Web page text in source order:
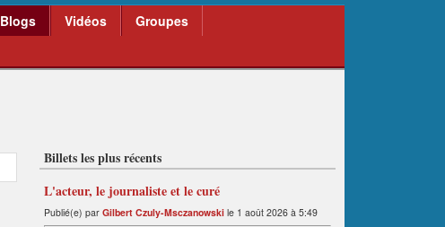
Blogs Vidéos
Groupes
Billets les plus récents
L'acteur, le journaliste et le curé
Publié(e) par Gilbert Czuly-Msczanowski le 1 août 2026 à 5:49